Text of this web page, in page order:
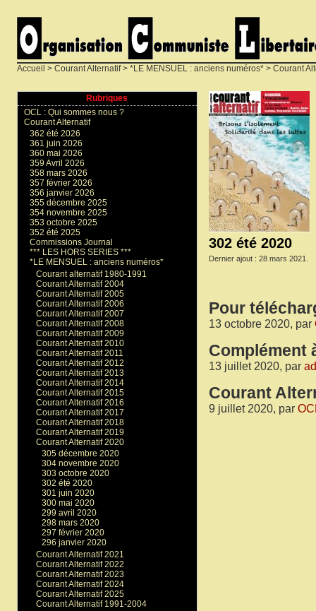
Accueil > Courant Alternatif> *LE MENSUEL : anciens numéros* > Courant
302 été 2020
Dernier ajout : 28 mars 2021.
Pour
13 octobre 2020, par
Complément
13 juillet 2020, par
Courant
9 juillet 2020, par
Rubriques
OCL : Qui sommes nous ?
Courant Alternatif
362 été 2026
361 juin 2026
360 mai 2026
359 Avril 2026
358 mars 2026
357 février 2026
356 janvier 2026
355 décembre 2025
354 novembre 2025
353 octobre 2025
352 été 2025
Commissions Journal
*** LES HORS SERIES ***
*LE MENSUEL : anciens numéros*
Courant alternatif 1980-1991
Courant Alternatif 2004
Courant Alternatif 2005
Courant Alternatif 2006
Courant Alternatif 2007
Courant Alternatif 2008
Courant Alternatif 2009
Courant Alternatif 2010
Courant Alternatif 2011
Courant Alternatif 2012
Courant Alternatif 2013
Courant Alternatif 2014
Courant Alternatif 2015
Courant Alternatif 2016
Courant Alternatif 2017
Courant Alternatif 2018
Courant Alternatif 2019
Courant Alternatif 2020
305 décembre 2020
304 novembre 2020
303 octobre 2020
302 été 2020
301 juin 2020
300 mai 2020
299 avril 2020
298 mars 2020
297 février 2020
296 janvier 2020
Courant Alternatif 2021
Courant Alternatif 2022
Courant Alternatif 2023
Courant Alternatif 2024
Courant Alternatif 2025
Courant Alternatif 1991-2004